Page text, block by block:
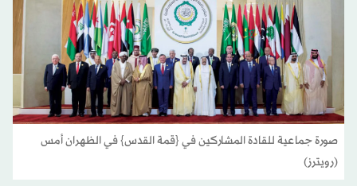
صورة جماعية للقادة المشاركين في {قمة القدس} في الظهران أمس
(رويترز)